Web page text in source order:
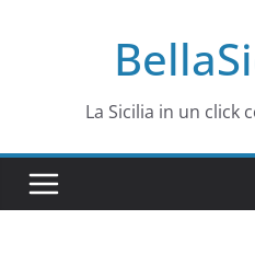
La Sicilia in un click